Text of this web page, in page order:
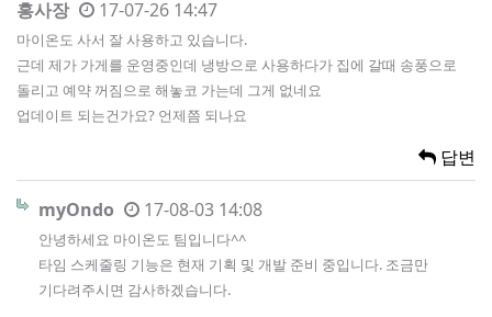
홍사장 17-07-26 14:47
마이온도 사서 잘 사용하고 있습니다.
근데 제가 가게를 운영중인데 냉방으로 사용하다가 집에 갈때 송풍으로
돌리고 예약 꺼짐으로 해놓코 가는데 그게 없네요
업데이트 되는건가요? 언제쯤 되나요
답변
myOndo 17-08-03 14:08
안녕하세요 마이온도 팀입니다^^
타임 스케줄링 기능은 현재 기획 및 개발 준비 중입니다. 조금만
기다려주시면 감사하겠습니다.